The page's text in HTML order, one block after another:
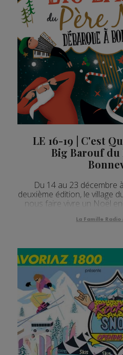
LE 16-19 | C'est
Big Barouf du
Du 14 au 23 décembre
deuxième édition, le village
nous faire vivre un Noël
La Famille